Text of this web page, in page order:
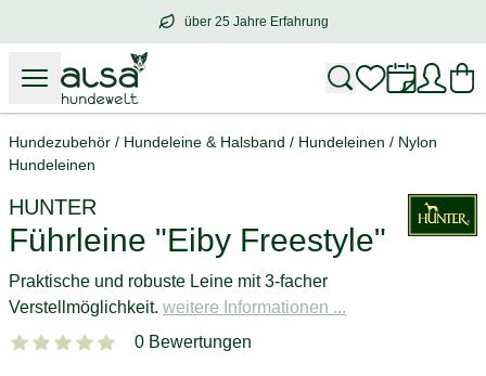
über 25 Jahre Erfahrung
über25 Jahre Erfahrung
Hundezubehör / Hundeleine & Halsband / Hundeleinen / Nylon
Hundeleinen
HUNTER
Führleine "Eiby Freestyle"
Praktische und robuste Leine mit 3-facher
Verstellmöglichkeit. weitere Informationen ...
0 Bewertungen